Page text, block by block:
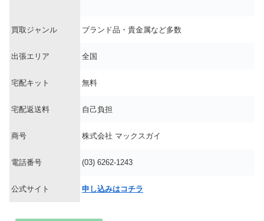
買取ジャンル ブランド品・貴金属など多数
出張エリア 全国
宅配キット 無料
宅配返送料 自己負担
商号 株式会社 マックスガイ
電話番号 (03) 6262-1243
公式サイト 申し込みはコチラ